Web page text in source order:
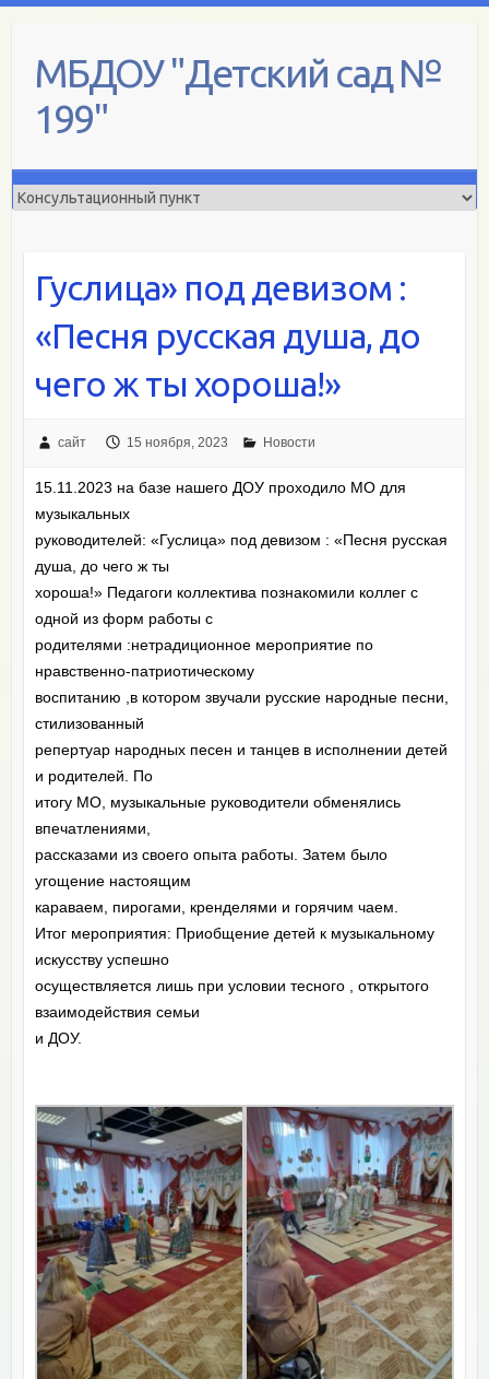
contentМБДОУ "Детский сад №
199"
Гуслица» под девизом :
«Песня русская душа, до
чего ж ты хороша!»
сайт 15 ноября, 2023 Новости
15.11.2023 на базе нашего ДОУ проходило МО для
музыкальных
руководителей: «Гуслица» под девизом : «Песня русская
душа, до чего ж ты
хороша!» Педагоги коллектива познакомили коллег с
одной из форм работы с
родителями :нетрадиционное мероприятие по
нравственно-патриотическому
воспитанию ,в котором звучали русские народные песни,
стилизованный
репертуар народных песен и танцев в исполнении детей
и родителей. По
итогу МО, музыкальные руководители обменялись
впечатлениями,
рассказами из своего опыта работы. Затем было
угощение настоящим
караваем, пирогами, кренделями и горячим чаем.
Итог мероприятия: Приобщение детей к музыкальному
искусству успешно
осуществляется лишь при условии тесного , открытого
взаимодействия семьи
и ДОУ.